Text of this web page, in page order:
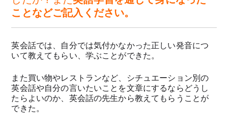
ことなどご記入ください。
英会話では、自分では気付かなかった正しい発音につ
いて教えてもらい、学ぶことができた。
また買い物やレストランなど、シチュエーション別の
英会話や自分の言いたいことを文章にするならどうし
たらよいのか、英会話の先生から教えてもらうことが
できた。